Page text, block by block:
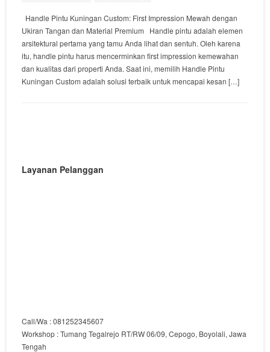
Handle Pintu Kuningan Custom: First Impression Mewah dengan
Ukiran Tangan dan Material Premium Handle pintu adalah elemen
arsitektural pertama yang tamu Anda lihat dan sentuh. Oleh karena
itu, handle pintu harus mencerminkan first impression kemewahan
dan kualitas dari properti Anda. Saat ini, memilih Handle Pintu
Kuningan Custom adalah solusi terbaik untuk mencapai kesan […]
Layanan Pelanggan
Call/Wa : 081252345607
Workshop : Tumang Tegalrejo RT/RW 06/09, Cepogo, Boyolali, Jawa
Tengah